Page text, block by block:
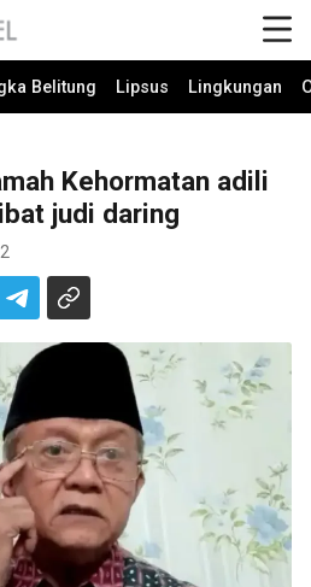
Belitung Lipsus Lingkungan
Kehormatan adili
judi daring